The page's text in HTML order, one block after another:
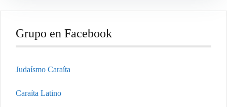
Grupo en Facebook
Judaísmo Caraíta
Caraíta Latino